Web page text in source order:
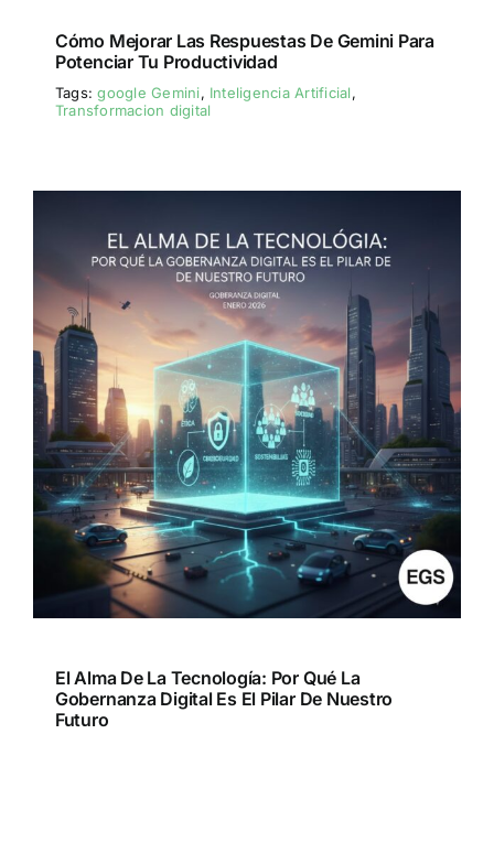
Cómo Mejorar Las Respuestas De Gemini Para
Potenciar Tu Productividad
Tags:google Gemini, Inteligencia Artificial,
Transformacion digital
El Alma De La Tecnología: Por Qué La
Gobernanza Digital Es El Pilar De Nuestro
Futuro